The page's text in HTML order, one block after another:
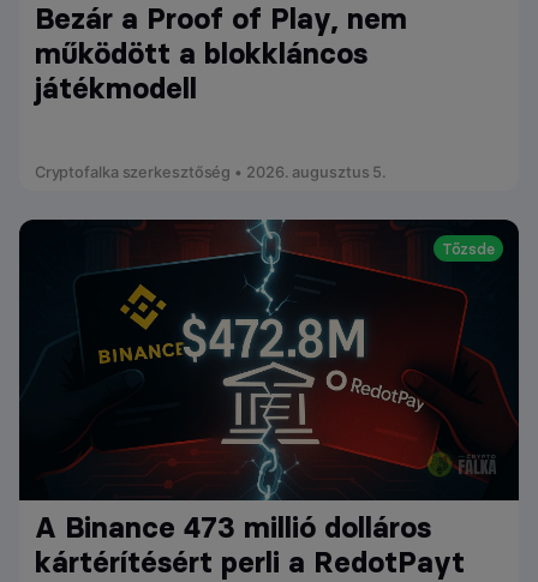
Bezár a Proof of Play, nem
működött a blokkláncos
játékmodell
Cryptofalka szerkesztőség • 2026. augusztus 5.
Tőzsde
A Binance 473 millió dolláros
kártérítésért perli a RedotPayt